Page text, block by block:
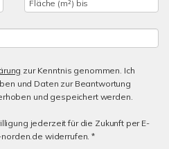
zur Kenntnis genommen. Ich
und Daten zur Beantwortung
und gespeichert werden.
jederzeit für die Zukunft per E-
widerrufen. *